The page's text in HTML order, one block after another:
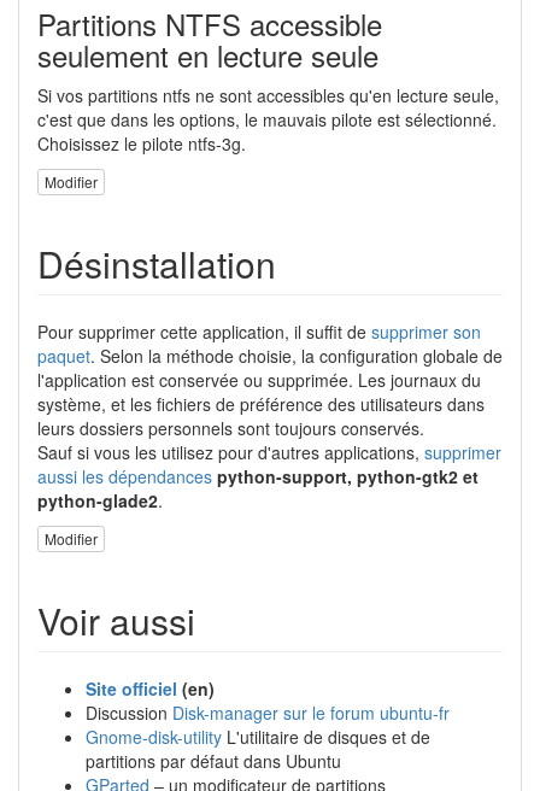
Partitions NTFS accessible
seulement en lecture seule
Si vos partitions ntfs ne sont accessibles qu'en lecture seule,
c'est que dans les options, le mauvais pilote est sélectionné.
Choisissez le pilote ntfs-3g.
Modifier
Désinstallation
Pour supprimer cette application, il suffit de supprimer son
paquet. Selon la méthode choisie, la configuration globale de
l'application est conservée ou supprimée. Les journaux du
système, et les fichiers de préférence des utilisateurs dans
leurs dossiers personnels sont toujours conservés.
Sauf si vous les utilisez pour d'autres applications, supprimer
aussi les dépendances python-support, python-gtk2 et
python-glade2.
Modifier
Voir aussi
Site officiel (en)
Discussion Disk-manager sur le forum ubuntu-fr
Gnome-disk-utility L'utilitaire de disques et de
partitions par défaut dans Ubuntu
GParted – un modificateur de partitions